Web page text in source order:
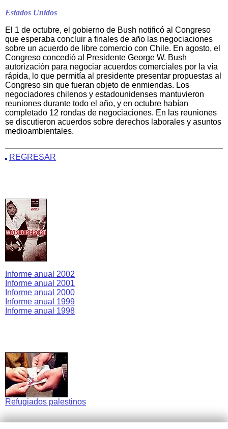
Estados Unidos
El 1 de octubre, el gobierno de Bush notificó al Congreso
que esperaba concluir a finales de año las negociaciones
sobre un acuerdo de libre comercio con Chile. En agosto, el
Congreso concedió al Presidente George W. Bush
autorización para negociar acuerdos comerciales por la vía
rápida, lo que permitía al presidente presentar propuestas al
Congreso sin que fueran objeto de enmiendas. Los
negociadores chilenos y estadounidenses mantuvieron
reuniones durante todo el año, y en octubre habían
completado 12 rondas de negociaciones. En las reuniones
se discutieron acuerdos sobre derechos laborales y asuntos
medioambientales.
REGRESAR
Informe anual 2002
Informe anual 2001
Informe anual 2000
Informe anual 1999
Informe anual 1998
Refugiados palestinos